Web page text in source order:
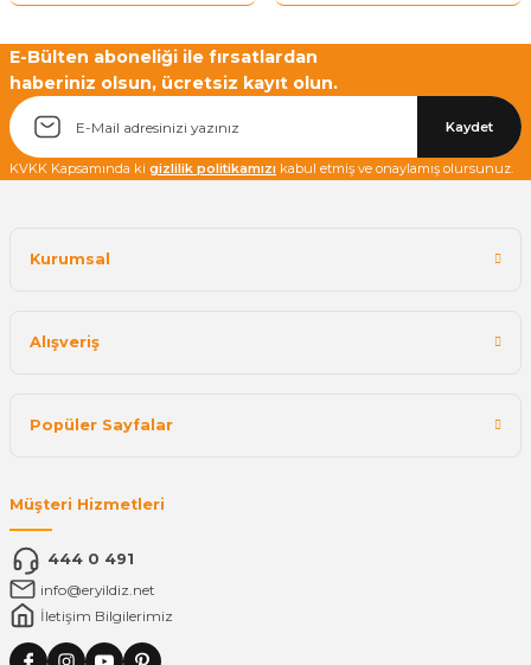
Yetkiliye Gönder
E-Bülten aboneliği ile fırsatlardan
haberiniz olsun, ücretsiz kayıt olun.
Kaydet
KVKK Kapsamında ki gizlilik politikamızı kabul etmiş ve onaylamış olursunuz.
Kurumsal
Alışveriş
Popüler Sayfalar
Müşteri Hizmetleri
444 0 491
info@eryildiz.net
İletişim Bilgilerimiz